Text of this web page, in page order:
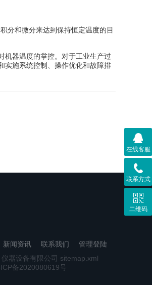
分和微分来达到保持恒定温度的目
器温度的掌控。对于工业生产过
实施系统控制、操作优化和故障排
新闻资讯 联系我们
管理登陆
器设备有限公司 sitemap.xml
备2020080619号
在线客服
联系方式
二维码